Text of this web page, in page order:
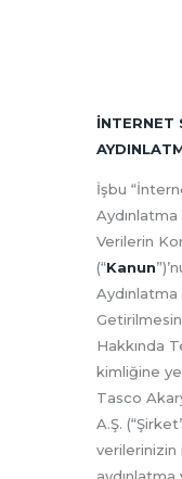
UTTS
KVKK
İNTERNET
İşbu
Aydınlatma
Verilerin
(“Kanun
Hakkında
kimliğine
Tasco
A.Ş.
verilerinizin